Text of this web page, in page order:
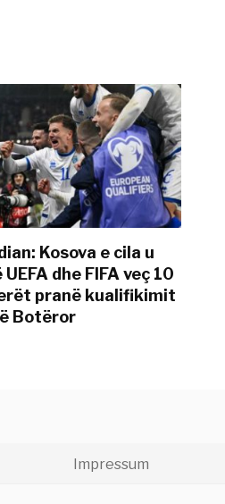
Kosova e cila u
dhe FIFA veç 10
pranë kualifikimit
Botëror
Impressum